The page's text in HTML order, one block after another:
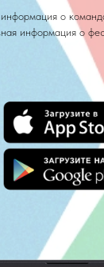
о
информация о